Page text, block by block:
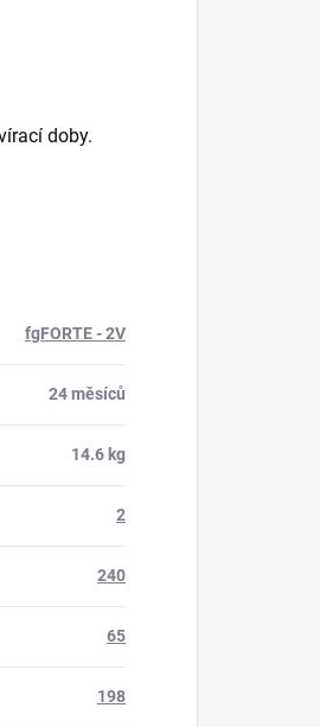
doby.
fgFORTE - 2V
24 měsíců
14.6 kg
2
240
65
198